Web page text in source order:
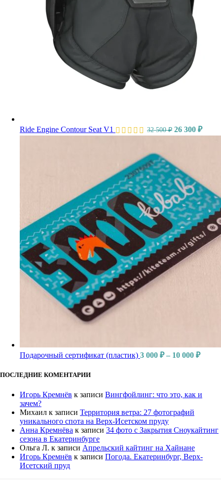
Ride Engine Contour Seat V1 32 500₽ 26 300 ₽
Подарочный сертификат (пластик) 3 000 ₽ – 10 000 ₽
ПОСЛЕДНИЕ КОМЕНТАРИИ
Игорь Кремнёв к записи Вингфойлинг: что это, как и
зачем?
Михаил к записи Территория ветра: 27 фотографий
уникального спота на Верх-Исетском пруду
Анна Кремнёва к записи 34 фото с Закрытия Сноукайтинг
сезона в Екатеринбурге
Ольга Л. к записи Апрельский кайтинг на Хайнане
Игорь Кремнёв к записи Погода. Екатеринбург, Верх-
Исетский пруд